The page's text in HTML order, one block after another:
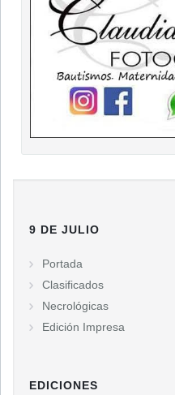
9 DE JULIO
Portada
Clasificados
Necrológicas
Edición Impresa
EDICIONES